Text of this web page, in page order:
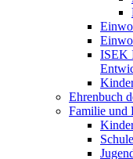
ISEK
Ehrenbuch
Familie und